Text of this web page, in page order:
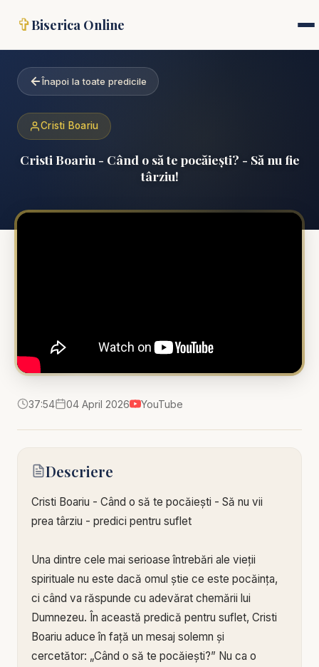
✞Biserica Online
Înapoi la toate predicile
Cristi Boariu
Cristi Boariu - Când o să te pocăiești? - Să nu fie
târziu!
37:54 04 April 2026 YouTube
Descriere
Cristi Boariu - Când o să te pocăiești - Să nu vii
prea târziu - predici pentru suflet
Una dintre cele mai serioase întrebări ale vieții
spirituale nu este dacă omul știe ce este pocăința,
ci când va răspunde cu adevărat chemării lui
Dumnezeu. În această predică pentru suflet, Cristi
Boariu aduce în față un mesaj solemn și
cercetător: „Când o să te pocăiești?” Nu ca o